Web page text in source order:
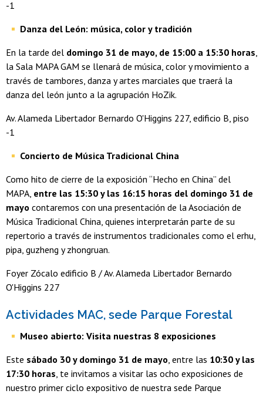
-1
Danza del León: música, color y tradición
En la tarde del domingo 31 de mayo, de 15:00 a 15:30 horas,
la Sala MAPA GAM se llenará de música, color y movimiento a
través de tambores, danza y artes marciales que traerá la
danza del león junto a la agrupación HoZik.
Av. Alameda Libertador Bernardo O'Higgins 227, edificio B, piso
-1
Concierto de Música Tradicional China
Como hito de cierre de la exposición “Hecho en China” del
MAPA, entre las 15:30 y las 16:15 horas del domingo 31 de
mayo contaremos con una presentación de la Asociación de
Música Tradicional China, quienes interpretarán parte de su
repertorio a través de instrumentos tradicionales como el erhu,
pipa, guzheng y zhongruan.
Foyer Zócalo edificio B / Av. Alameda Libertador Bernardo
O'Higgins 227
​Actividades MAC, sede Parque Forestal
Museo abierto: Visita nuestras 8 exposiciones
Este sábado 30 y domingo 31 de mayo , entre las 10:30 y las
17:30 horas , te invitamos a visitar las ocho exposiciones de
nuestro primer ciclo expositivo de nuestra sede Parque